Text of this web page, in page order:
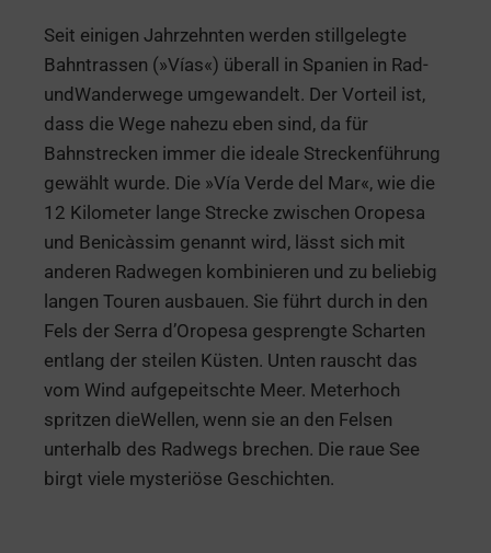
Seit einigen Jahrzehnten werden stillgelegte
Bahntrassen (»Vías«) überall in Spanien in Rad-
undWanderwege umgewandelt. Der Vorteil ist,
dass die Wege nahezu eben sind, da für
Bahnstrecken immer die ideale Streckenführung
gewählt wurde. Die »Vía Verde del Mar«, wie die
12 Kilometer lange Strecke zwischen Oropesa
und Benicàssim genannt wird, lässt sich mit
anderen Radwegen kombinieren und zu beliebig
langen Touren ausbauen. Sie führt durch in den
Fels der Serra d’Oropesa gesprengte Scharten
entlang der steilen Küsten. Unten rauscht das
vom Wind aufgepeitschte Meer. Meterhoch
spritzen dieWellen, wenn sie an den Felsen
unterhalb des Radwegs brechen. Die raue See
birgt viele mysteriöse Geschichten.